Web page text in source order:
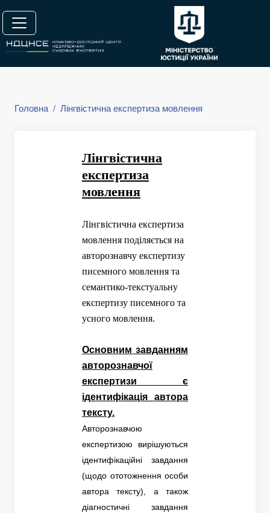
Головна Лінгвістична експертиза мовлення
Лінгвістична
експертиза
мовлення
Лінгвістична експертиза
мовлення поділяється на
авторознавчу експертизу
писемного мовлення та
семантико-текстуальну
експертизу писемного та
усного мовлення.
Основним завданням
авторознавчої
експертизи є
ідентифікація автора
тексту.
Авторознавчою
експертизою вирішуються
ідентифікаційні завдання
(щодо ототожнення особи
автора тексту), а також
діагностичні завдання